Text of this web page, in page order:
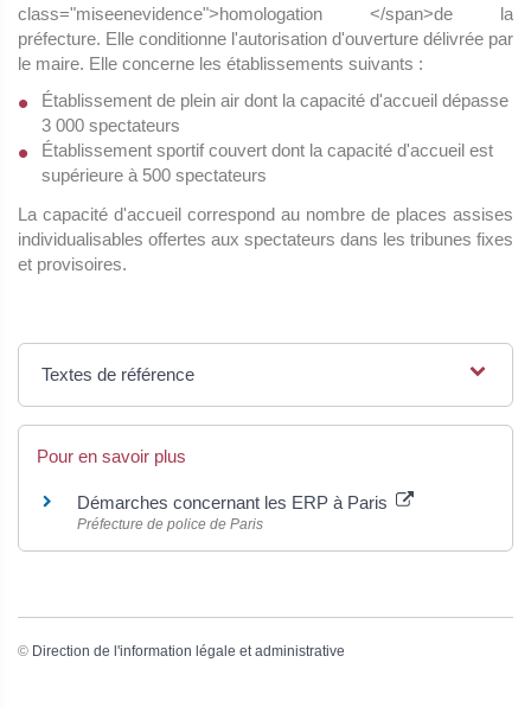
class="miseenevidence">homologation </span>de la
préfecture. Elle conditionne l'autorisation d'ouverture délivrée par
le maire. Elle concerne les établissements suivants :
Établissement de plein air dont la capacité d'accueil dépasse
3 000 spectateurs
Établissement sportif couvert dont la capacité d'accueil est
supérieure à 500 spectateurs
La capacité d'accueil correspond au nombre de places assises
individualisables offertes aux spectateurs dans les tribunes fixes
et provisoires.
Textes de référence
Pour en savoir plus
Démarches concernant les ERP à Paris
Préfecture de police de Paris
© Direction de l'information légale et administrative